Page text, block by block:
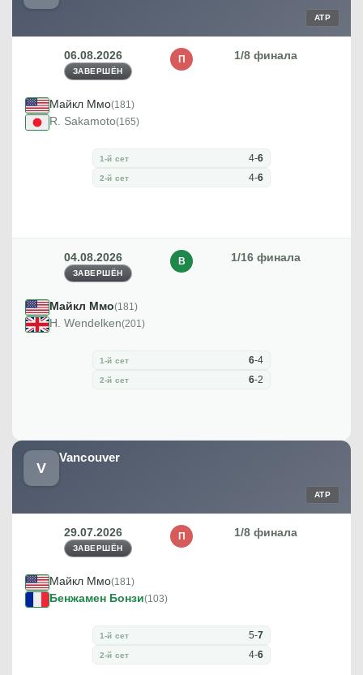
ATP
06.08.2026
ЗАВЕРШЁН
1/8 финала
П
Майкл Ммо(181)
R. Sakamoto(165)
1-й сет 4-6
2-й сет 4-6
04.08.2026
ЗАВЕРШЁН
1/16 финала
В
Майкл Ммо(181)
H. Wendelken(201)
1-й сет 6-4
2-й сет 6-2
V
Vancouver
ATP
29.07.2026
ЗАВЕРШЁН
1/8 финала
П
Майкл Ммо(181)
Бенжамен Бонзи(103)
1-й сет 5-7
2-й сет 4-6